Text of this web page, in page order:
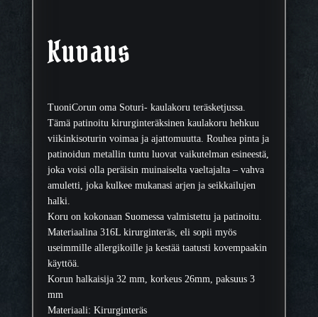
o
u
m
ä
ä
r
ä
Kuvaus
TuoniCorun oma Soturi- kaulakoru teräsketjussa.
Tämä patinoitu kirurginteräksinen kaulakoru hehkuu
viikinkisoturin voimaa ja ajattomuutta. Rouhea pinta ja
patinoidun metallin tuntu luovat vaikutelman esineestä,
joka voisi olla peräisin muinaiselta vaeltajalta – vahva
amuletti, joka kulkee mukanasi arjen ja seikkailujen
halki.
Koru on kokonaan Suomessa valmistettu ja patinoitu.
Materiaalina 316L kirurginteräs, eli sopii myös
useimmille allergikoille ja kestää taatusti kovempaakin
käyttöä.
Korun halkaisija 32 mm, korkeus 26mm, paksuus 3
mm
Materiaali: Kirurginteräs